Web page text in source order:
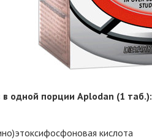
одной порции Aplodan (1 таб.):
кислота